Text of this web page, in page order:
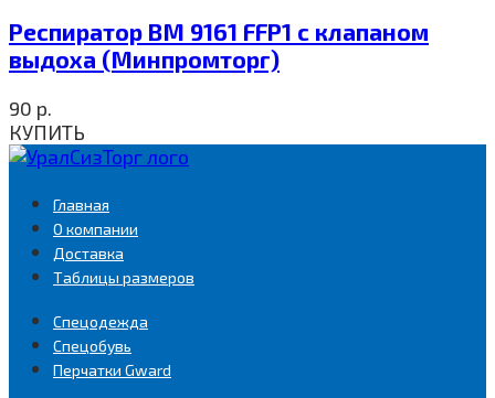
Респиратор ВМ 9161 FFP1 с клапаном
выдоха (Минпромторг)
90 р.
КУПИТЬ
Главная
О компании
Доставка
Таблицы размеров
Спецодежда
Спецобувь
Перчатки Gward